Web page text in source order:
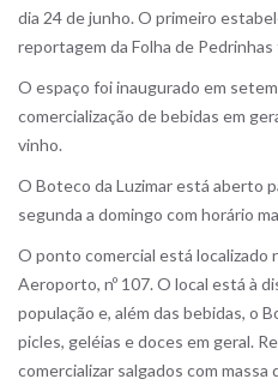
dia 24 de junho. O primeiro
reportagem da Folha de Pedrinhas
O espaço foi inaugurado em
comercialização de bebidas em
vinho.
O Boteco da Luzimar está aberto
segunda a domingo com horário
O ponto comercial está localizado
Aeroporto, nº 107. O local está à
população e, além das bebidas, o
picles, geléias e doces em geral.
comercializar salgados com massa